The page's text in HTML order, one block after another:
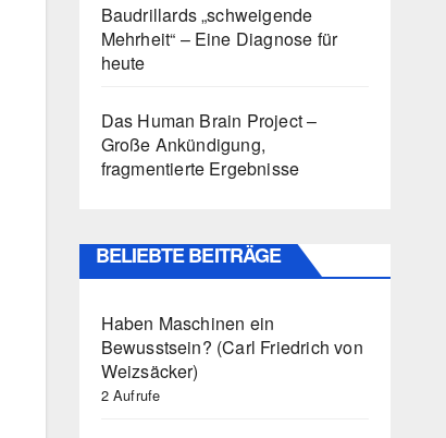
Baudrillards „schweigende
Mehrheit“ – Eine Diagnose für
heute
Das Human Brain Project –
Große Ankündigung,
fragmentierte Ergebnisse
BELIEBTE BEITRÄGE
Haben Maschinen ein
Bewusstsein? (Carl Friedrich von
Weizsäcker)
2 Aufrufe